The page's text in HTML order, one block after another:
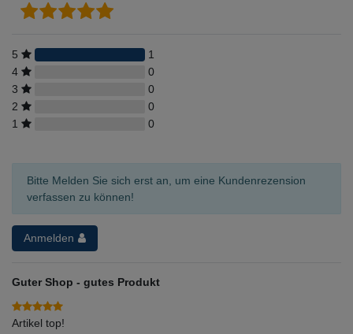
5
1
4
0
3
0
2
0
1
0
Bitte Melden Sie sich erst an, um eine Kundenrezension
verfassen zu können!
Anmelden
Guter Shop - gutes Produkt
Artikel top!